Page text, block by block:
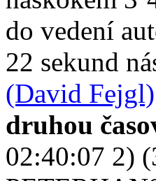
do vedení
22 sekund
(David Fejgl)
druhou
02:40:07 2)